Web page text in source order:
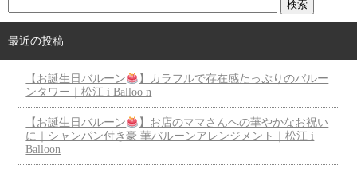
最近の投稿
【お誕生日バルーン
】カラフルで存在感たっぷりのバルー
ンタワー｜松江 i Balloo n
【お誕生日バルーン
】お店のママさんへの華やかなお祝い
に｜シャンパン付き豪 華バルーンアレンジメント｜松江 i
Balloon